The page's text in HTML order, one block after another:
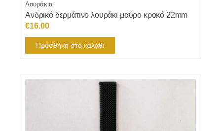
Λουράκια
Ανδρικό δερμάτινο λουράκι μαύρο κροκό 22mm
€16.00
Προσθήκη στο καλάθι